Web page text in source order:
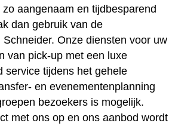
aangenaam en tijdbesparend
dan gebruik van de
Onze diensten voor uw
van pick-up met een luxe
service tijdens het gehele
en evenementenplanning
bezoekers is mogelijk.
met ons op en ons aanbod wordt